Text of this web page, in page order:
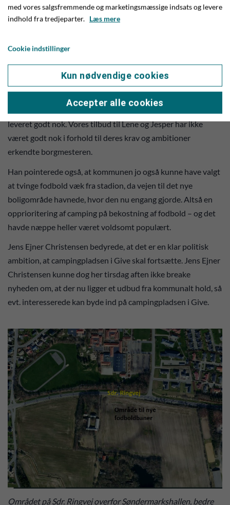
- Mange har sagt til os: Hvorfor eksproprierer I bare jorden
uden dialog med ejeren af jorden - og det har været rigtig
respekt for borgerne. Men går kabalen ikke op via dialogens
vej, må vi eventuelt ty til ekspropriation. Og lad mig sige det
klart og tydeligt: Jeg forstår godt Lene og Jesper. Vi har ikke
leveret godt nok. Vores tilbud til Lene og Jesper har ikke
været godt nok i forhold til deres krav og ambitioner
erkendte borgmesteren.
Han pointerede også, at kommunen jo også kunne have valgt
at tvinge fodbold væk fra stadion, da vejen til det nye
boligområde havnede, hvor den nu engang gjorde. Altså en
opprioritering af camping på bekostning af fodbold – og det
havde næppe heller været voldsomt populært.
Jens Ejner Christensen bedyrede, at det er en klar politisk
ambition, at campingpladsen i Give skal fortsætte. Jens Ejner
Christensen kunne dog her tirsdag aften ikke breake
nyheden om, at der nu ligger et udbud fra kommunalt hold, så
evt. interesserede kan byde ind på campingpladsen i Give.
Området på Sdr. Ringvej overfor Søndermarkshallen, bedre
med vores salgsfremmende og marketingsmæssige indsats og levere
indhold fra tredjeparter. Læs mere
Cookie indstillinger
Kun nødvendige cookies
Accepter alle cookies